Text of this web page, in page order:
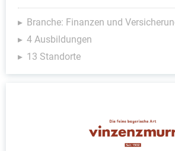
Branche: Finanzen und
4 Ausbildungen
13 Standorte